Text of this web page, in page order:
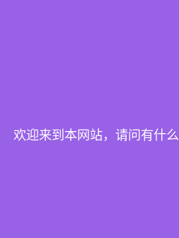
欢迎来到本网站，请问有什么